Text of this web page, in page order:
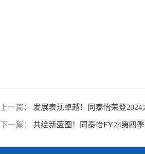
上一篇： 发展表现卓越！同泰怡荣登
下一篇： 共绘新蓝图！同泰怡FY24第四